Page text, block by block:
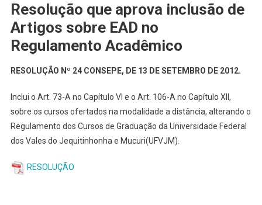
Resolução que aprova inclusão de
Artigos sobre EAD no
Regulamento Acadêmico
RESOLUÇÃO Nº 24 CONSEPE, DE 13 DE SETEMBRO DE 2012.
Inclui o Art. 73-A no Capítulo VI e o Art. 106-A no Capítulo XII,
sobre os cursos ofertados na modalidade a distância, alterando o
Regulamento dos Cursos de Graduação da Universidade Federal
dos Vales do Jequitinhonha e Mucuri(UFVJM).
RESOLUÇÃO